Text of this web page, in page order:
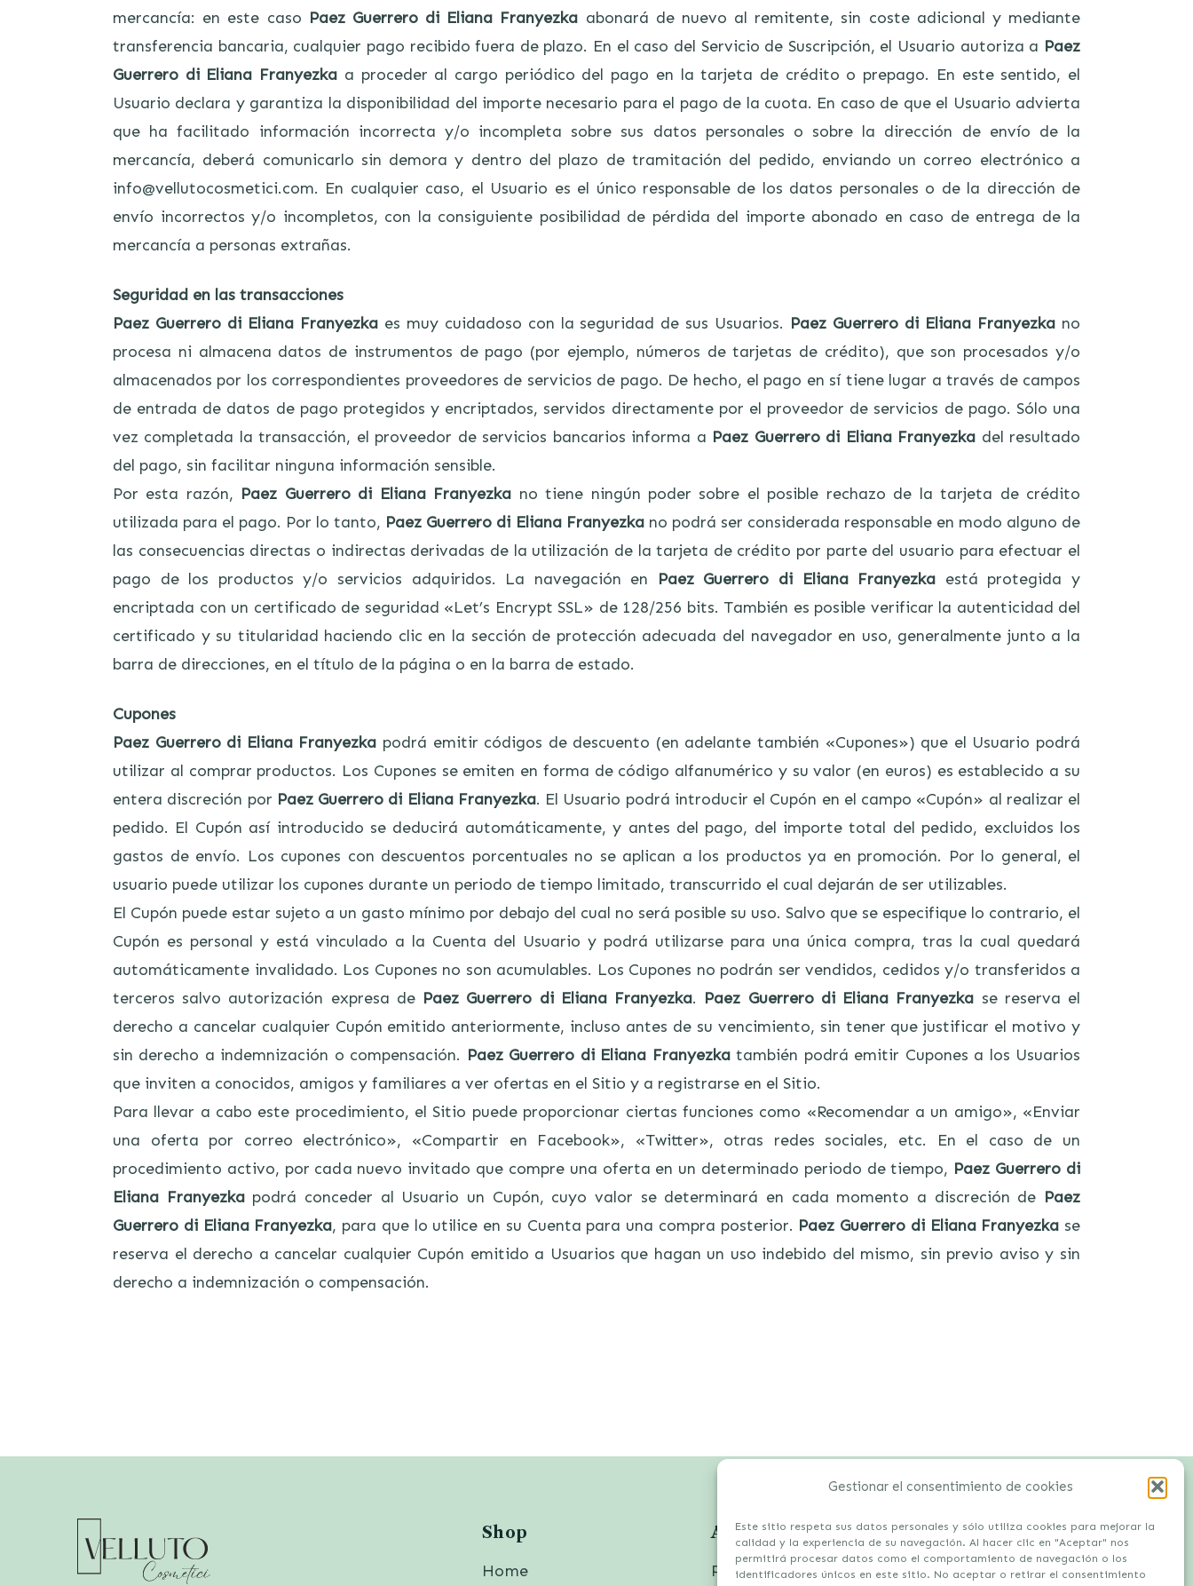
Gestionar el consentimiento de cookies
Este sitio respeta sus datos personales y sólo utiliza cookies para mejorar la
calidad y la experiencia de su navegación. Al hacer clic en "Aceptar" nos
permitirá procesar datos como el comportamiento de navegación o los
identificadores únicos en este sitio. No aceptar o retirar el consentimiento
mercancía: en este caso Paez Guerrero di Eliana Franyezka abonará de nuevo al remitente, sin coste adicional y mediante
transferencia bancaria, cualquier pago recibido fuera de plazo. En el caso del Servicio de Suscripción, el Usuario autoriza a Paez
Guerrero di Eliana Franyezka a proceder al cargo periódico del pago en la tarjeta de crédito o prepago. En este sentido, el
Usuario declara y garantiza la disponibilidad del importe necesario para el pago de la cuota. En caso de que el Usuario advierta
que ha facilitado información incorrecta y/o incompleta sobre sus datos personales o sobre la dirección de envío de la
mercancía, deberá comunicarlo sin demora y dentro del plazo de tramitación del pedido, enviando un correo electrónico a
info@vellutocosmetici.com. En cualquier caso, el Usuario es el único responsable de los datos personales o de la dirección de
envío incorrectos y/o incompletos, con la consiguiente posibilidad de pérdida del importe abonado en caso de entrega de la
mercancía a personas extrañas.
Seguridad en las transacciones
Paez Guerrero di Eliana Franyezkaes muy cuidadoso con la seguridad de sus Usuarios. Paez Guerrero di Eliana Franyezka no
procesa ni almacena datos de instrumentos de pago (por ejemplo, números de tarjetas de crédito), que son procesados y/o
almacenados por los correspondientes proveedores de servicios de pago. De hecho, el pago en sí tiene lugar a través de campos
de entrada de datos de pago protegidos y encriptados, servidos directamente por el proveedor de servicios de pago. Sólo una
vez completada la transacción, el proveedor de servicios bancarios informa a Paez Guerrero di Eliana Franyezka del resultado
del pago, sin facilitar ninguna información sensible.
Por esta razón, Paez Guerrero di Eliana Franyezka no tiene ningún poder sobre el posible rechazo de la tarjeta de crédito
utilizada para el pago. Por lo tanto, Paez Guerrero di Eliana Franyezkano podrá ser considerada responsable en modo alguno de
las consecuencias directas o indirectas derivadas de la utilización de la tarjeta de crédito por parte del usuario para efectuar el
pago de los productos y/o servicios adquiridos. La navegación en Paez Guerrero di Eliana Franyezka está protegida y
encriptada con un certificado de seguridad «Let’s Encrypt SSL» de 128/256 bits. También es posible verificar la autenticidad del
certificado y su titularidad haciendo clic en la sección de protección adecuada del navegador en uso, generalmente junto a la
barra de direcciones, en el título de la página o en la barra de estado.
Cupones
Paez Guerrero di Eliana Franyezka podrá emitir códigos de descuento (en adelante también «Cupones») que el Usuario podrá
utilizar al comprar productos. Los Cupones se emiten en forma de código alfanumérico y su valor (en euros) es establecido a su
entera discreción por Paez Guerrero di Eliana Franyezka. El Usuario podrá introducir el Cupón en el campo «Cupón» al realizar el
pedido. El Cupón así introducido se deducirá automáticamente, y antes del pago, del importe total del pedido, excluidos los
gastos de envío. Los cupones con descuentos porcentuales no se aplican a los productos ya en promoción. Por lo general, el
usuario puede utilizar los cupones durante un periodo de tiempo limitado, transcurrido el cual dejarán de ser utilizables.
El Cupón puede estar sujeto a un gasto mínimo por debajo del cual no será posible su uso. Salvo que se especifique lo contrario, el
Cupón es personal y está vinculado a la Cuenta del Usuario y podrá utilizarse para una única compra, tras la cual quedará
automáticamente invalidado. Los Cupones no son acumulables. Los Cupones no podrán ser vendidos, cedidos y/o transferidos a
terceros salvo autorización expresa de Paez Guerrero di Eliana Franyezka. Paez Guerrero di Eliana Franyezka se reserva el
derecho a cancelar cualquier Cupón emitido anteriormente, incluso antes de su vencimiento, sin tener que justificar el motivo y
sin derecho a indemnización o compensación. Paez Guerrero di Eliana Franyezkatambién podrá emitir Cupones a los Usuarios
que inviten a conocidos, amigos y familiares a ver ofertas en el Sitio y a registrarse en el Sitio.
Para llevar a cabo este procedimiento, el Sitio puede proporcionar ciertas funciones como «Recomendar a un amigo», «Enviar
una oferta por correo electrónico», «Compartir en Facebook», «Twitter», otras redes sociales, etc. En el caso de un
procedimiento activo, por cada nuevo invitado que compre una oferta en un determinado periodo de tiempo, Paez Guerrero di
Eliana Franyezkapodrá conceder al Usuario un Cupón, cuyo valor se determinará en cada momento a discreción de Paez
Guerrero di Eliana Franyezka, para que lo utilice en su Cuenta para una compra posterior. Paez Guerrero di Eliana Franyezka se
reserva el derecho a cancelar cualquier Cupón emitido a Usuarios que hagan un uso indebido del mismo, sin previo aviso y sin
derecho a indemnización o compensación.
Shop
Home
Azienda
Política de Privacidad